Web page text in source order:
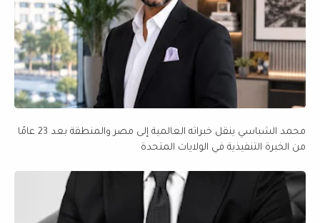
محمد الشباسي ينقل خبراته العالمية إلى مصر والمنطقة بعد 23 عامًا
من الخبرة التنفيذية في الولايات المتحدة